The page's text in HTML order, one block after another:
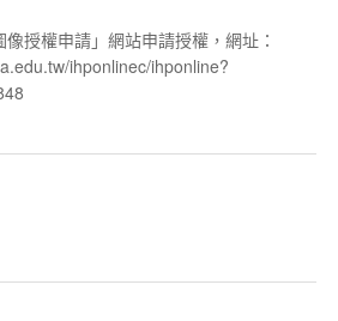
授權申請」網站申請授權，網址：
ihponlinec/ihponline?